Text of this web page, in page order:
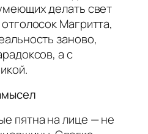
делать свет
Магритта,
заново,
а с
пятна на лице — не